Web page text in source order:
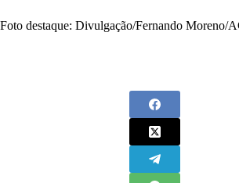
Foto destaque: Divulgação/Fernando Moreno/